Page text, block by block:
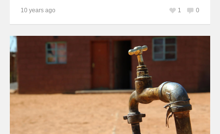
10 years ago 0
1